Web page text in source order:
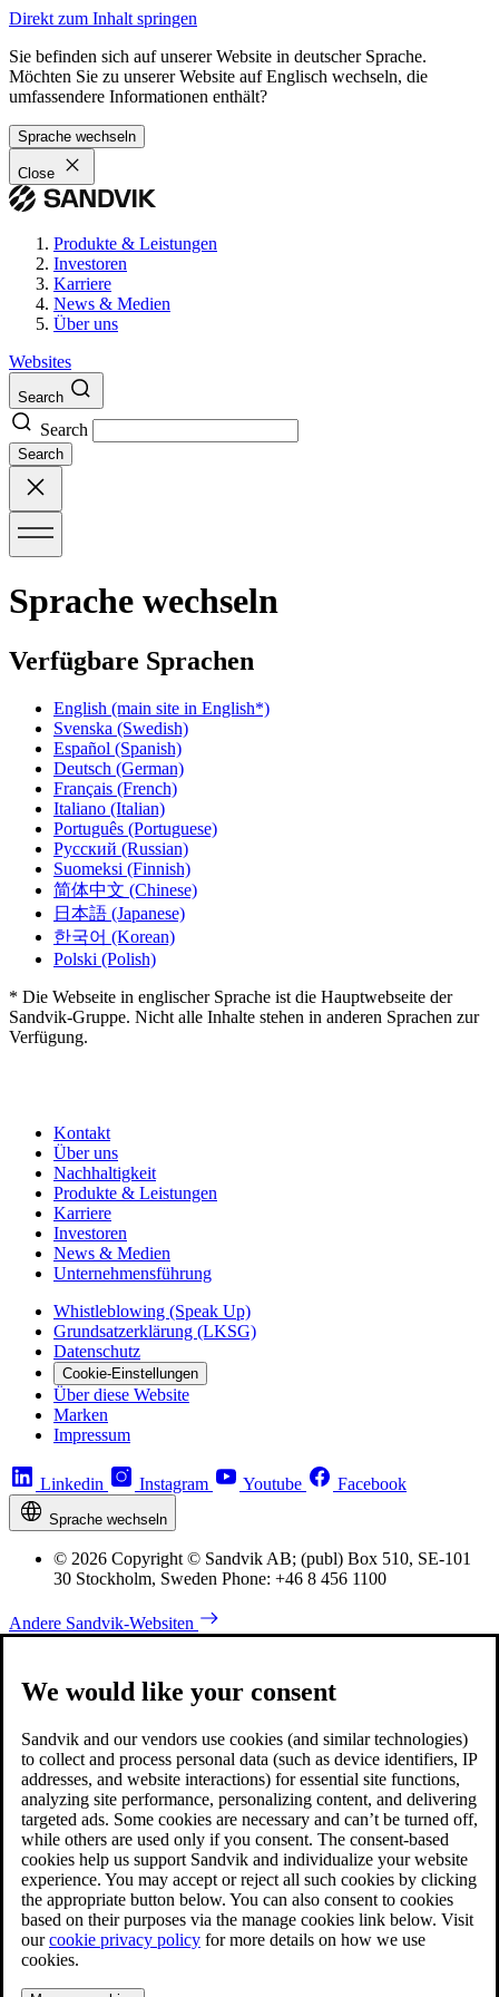
Direkt zum Inhalt springen
Sie befinden sich auf unserer Website in deutscher Sprache.
Möchten Sie zu unserer Website auf Englisch wechseln, die
umfassendere Informationen enthält?
Sprache wechseln
Close
Produkte & Leistungen
Investoren
Karriere
News & Medien
Über uns
Websites
Search
Search
Search
Sprache wechseln
Verfügbare Sprachen
English (main site in English*)
Svenska (Swedish)
Español (Spanish)
Deutsch (German)
Français (French)
Italiano (Italian)
Português (Portuguese)
Русский (Russian)
Suomeksi (Finnish)
简体中文 (Chinese)
日本語 (Japanese)
한국어 (Korean)
Polski (Polish)
* Die Webseite in englischer Sprache ist die Hauptwebseite der
Sandvik-Gruppe. Nicht alle Inhalte stehen in anderen Sprachen zur
Verfügung.
Kontakt
Über uns
Nachhaltigkeit
Produkte & Leistungen
Karriere
Investoren
News & Medien
Unternehmensführung
Whistleblowing (Speak Up)
Grundsatzerklärung (LKSG)
Datenschutz
Cookie-Einstellungen
Über diese Website
Marken
Impressum
Linkedin Instagram Youtube Facebook
Sprache wechseln
© 2026 Copyright © Sandvik AB; (publ) Box 510, SE-101
30 Stockholm, Sweden Phone: +46 8 456 1100
Andere Sandvik-Websiten
We would like your consent
Sandvik and our vendors use cookies (and similar technologies)
to collect and process personal data (such as device identifiers, IP
addresses, and website interactions) for essential site functions,
analyzing site performance, personalizing content, and delivering
targeted ads. Some cookies are necessary and can’t be turned off,
while others are used only if you consent. The consent-based
cookies help us support Sandvik and individualize your website
experience. You may accept or reject all such cookies by clicking
the appropriate button below. You can also consent to cookies
based on their purposes via the manage cookies link below. Visit
ourcookie privacy policy for more details on how we use
cookies.